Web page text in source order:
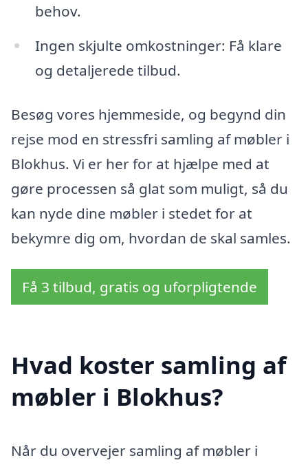
behov.
Ingen skjulte omkostninger: Få klare
og detaljerede tilbud.
Besøg vores hjemmeside, og begynd din
rejse mod en stressfri samling af møbler i
Blokhus. Vi er her for at hjælpe med at
gøre processen så glat som muligt, så du
kan nyde dine møbler i stedet for at
bekymre dig om, hvordan de skal samles.
Få 3 tilbud, gratis og uforpligtende
Hvad koster samling af
møbler i Blokhus?
Når du overvejer samling af møbler i